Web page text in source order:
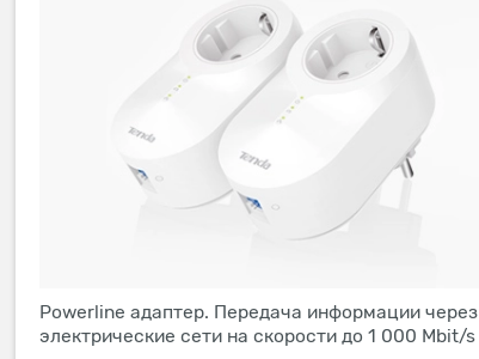
Powerline адаптер. Передача информации через
электрические сети на скорости до 1 000 Mbit/s